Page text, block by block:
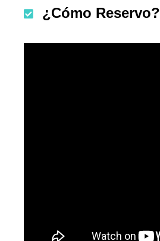
¿Cómo Reservo?